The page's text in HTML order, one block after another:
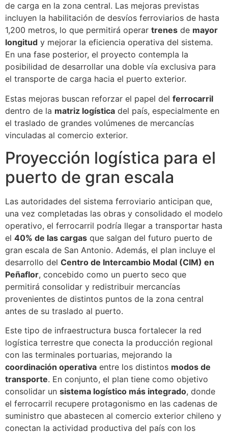
de carga en la zona central. Las mejoras previstas
incluyen la habilitación de desvíos ferroviarios de hasta
1,200 metros, lo que permitirá operar trenes de mayor
longitud y mejorar la eficiencia operativa del sistema.
En una fase posterior, el proyecto contempla la
posibilidad de desarrollar una doble vía exclusiva para
el transporte de carga hacia el puerto exterior.
Estas mejoras buscan reforzar el papel del ferrocarril
dentro de la matriz logística del país, especialmente en
el traslado de grandes volúmenes de mercancías
vinculadas al comercio exterior.
Proyección logística para el
puerto de gran escala
Las autoridades del sistema ferroviario anticipan que,
una vez completadas las obras y consolidado el modelo
operativo, el ferrocarril podría llegar a transportar hasta
el 40% de las cargas que salgan del futuro puerto de
gran escala de San Antonio. Además, el plan incluye el
desarrollo del Centro de Intercambio Modal (CIM) en
Peñaflor, concebido como un puerto seco que
permitirá consolidar y redistribuir mercancías
provenientes de distintos puntos de la zona central
antes de su traslado al puerto.
Este tipo de infraestructura busca fortalecer la red
logística terrestre que conecta la producción regional
con las terminales portuarias, mejorando la
coordinación operativa entre los distintos modos de
transporte. En conjunto, el plan tiene como objetivo
consolidar un sistema logístico más integrado, donde
el ferrocarril recupere protagonismo en las cadenas de
suministro que abastecen al comercio exterior chileno y
conectan la actividad productiva del país con los